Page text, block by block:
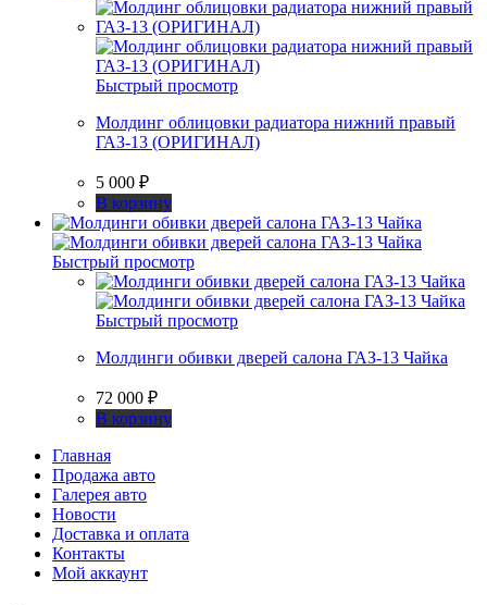
Быстрый просмотр
Молдинг облицовки радиатора нижний правый
ГАЗ-13 (ОРИГИНАЛ)
5 000 ₽
В корзину
Быстрый просмотр
Быстрый просмотр
Молдинги обивки дверей салона ГАЗ-13 Чайка
72 000 ₽
В корзину
Главная
Продажа авто
Галерея авто
Новости
Доставка и оплата
Контакты
Мой аккаунт